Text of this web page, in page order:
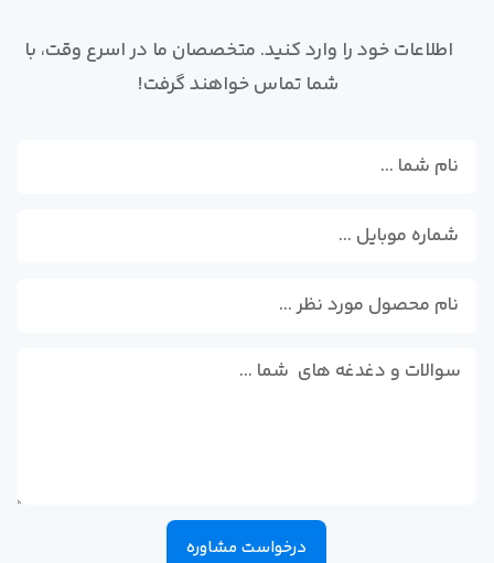
اطلاعات خود را وارد کنید. متخصصان ما در اسرع وقت، با
شما تماس خواهند گرفت!
درخواست مشاوره